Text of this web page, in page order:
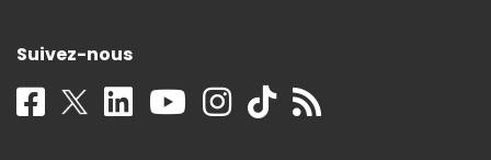
Suivez-nous